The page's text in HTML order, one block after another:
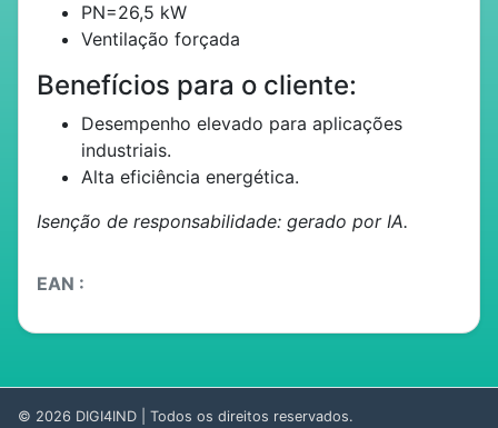
PN=26,5 kW
Ventilação forçada
Benefícios para o cliente:
Desempenho elevado para aplicações
industriais.
Alta eficiência energética.
Isenção de responsabilidade: gerado por IA.
EAN :
© 2026 DIGI4IND | Todos os direitos reservados.